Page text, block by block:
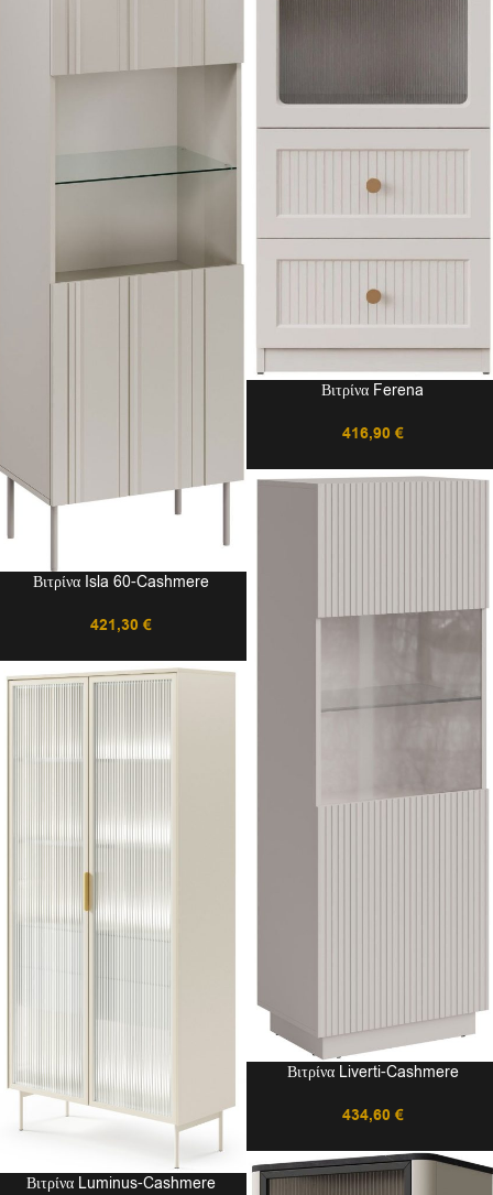
Βιτρίνα Ferena
416,90 €
Βιτρίνα Isla 60-Cashmere
421,30 €
Βιτρίνα Liverti-Cashmere
434,60 €
Βιτρίνα Luminus-Cashmere